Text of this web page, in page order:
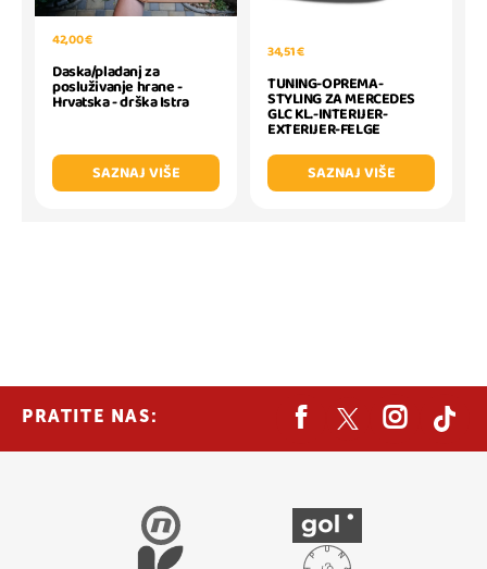
42,00 €
Daska/pladanj za
posluživanje hrane -
Hrvatska - drška Istra
SAZNAJ VIŠE
34,51 €
TUNING-OPREMA-
STYLING ZA MERCEDES
GLC KL.-INTERIJER-
EXTERIJER-FELGE
SAZNAJ VIŠE
PRATITE NAS: